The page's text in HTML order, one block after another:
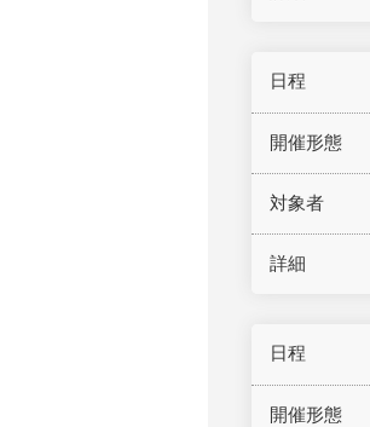
日程
開催形態
対象者
詳細
日程
開催形態